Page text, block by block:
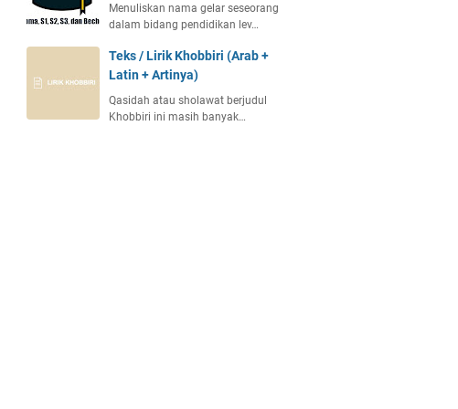
Menuliskan nama gelar seseorang
dalam bidang pendidikan lev…
Teks / Lirik Khobbiri (Arab +
Latin + Artinya)
Qasidah atau sholawat berjudul
Khobbiri ini masih banyak…